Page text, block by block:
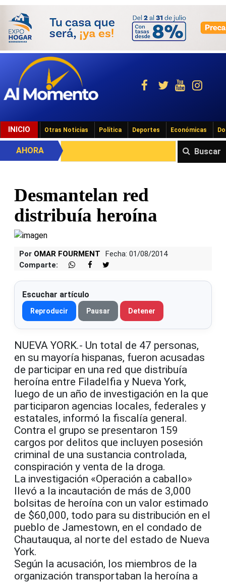
INICIO Otras Noticias Política Deportes Económicas
Buscar
AHORA
Desmantelan red
distribuía heroína
Por OMAR FOURMENT
Fecha: 01/08/2014
Comparte:
Escuchar artículo
Reproducir Pausar Detener
NUEVA YORK.- Un total de 47 personas,
en su mayoría hispanas, fueron acusadas
de participar en una red que distribuía
heroína entre Filadelfia y Nueva York,
luego de un año de investigación en la que
participaron agencias locales, federales y
estatales, informó la fiscalía general.
Contra el grupo se presentaron 159
cargos por delitos que incluyen posesión
criminal de una sustancia controlada,
conspiración y venta de la droga.
La investigación «Operación a caballo»
llevó a la incautación de más de 3,000
bolsitas de heroína con un valor estimado
de $60,000, todo para su distribución en el
pueblo de Jamestown, en el condado de
Chautauqua, al norte del estado de Nueva
York.
Según la acusación, los miembros de la
organización transportaban la heroína a